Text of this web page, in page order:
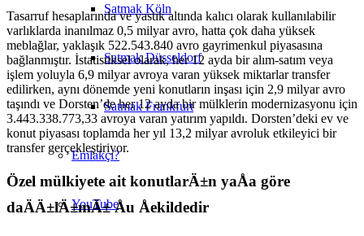
Satmak Köln
Satmak Düsseldorf
Satmak Frankfurt
Emlakçı?
YouTube
Tasarruf hesaplarında ve yastık altında kalıcı olarak kullanılabilir
varlıklarda inanılmaz 0,5 milyar avro, hatta çok daha yüksek
meblağlar, yaklaşık 522.543.840 avro gayrimenkul piyasasına
bağlanmıştır. İstatistiksel olarak, her 12 ayda bir alım-satım veya
işlem yoluyla 6,9 milyar avroya varan yüksek miktarlar transfer
edilirken, aynı dönemde yeni konutların inşası için 2,9 milyar avro
taşındı ve Dorsten’de her 12 ayda bir mülklerin modernizasyonu için
3.443.338.773,33 avroya varan yatırım yapıldı. Dorsten’deki ev ve
konut piyasası toplamda her yıl 13,2 milyar avroluk etkileyici bir
transfer gerçekleştiriyor.
Özel mülkiyete ait konutlarÄ±n yaÅa göre
daÄÄ±lÄ±mÄ± Åu Åekildedir